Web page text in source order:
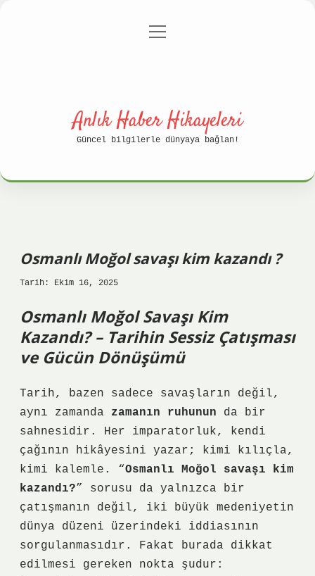
Gizlilik Politikası
menüyü
Anlık Haber Hikayeleri
Güncel bilgilerle dünyaya bağlan!
Osmanlı Moğol savaşı kim kazandı ?
Tarih: Ekim 16, 2025
Osmanlı Moğol Savaşı Kim
Kazandı? – Tarihin Sessiz Çatışması
ve Gücün Dönüşümü
Tarih, bazen sadece savaşların değil,
aynı zamanda zamanın ruhunun da bir
sahnesidir. Her imparatorluk, kendi
çağının hikâyesini yazar; kimi kılıçla,
kimi kalemle. “Osmanlı Moğol savaşı kim
kazandı?” sorusu da yalnızca bir
çatışmanın değil, iki büyük medeniyetin
dünya düzeni üzerindeki iddiasının
sorgulanmasıdır. Fakat burada dikkat
edilmesi gereken nokta şudur: